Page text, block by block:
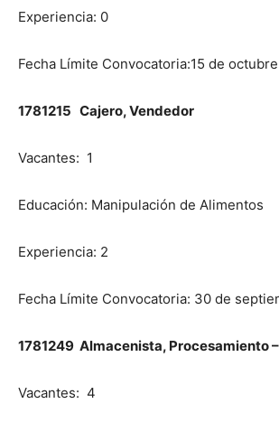
Experiencia: 0
Fecha Límite Convocatoria:15 de
1781215 Cajero, Vendedor
Vacantes: 1
Educación: Manipulación de Alimentos
Experiencia: 2
Fecha Límite Convocatoria: 30 de
1781249 Almacenista, Procesamiento
Vacantes: 4